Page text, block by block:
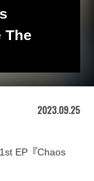
The
2023.09.25
EP『Chaos